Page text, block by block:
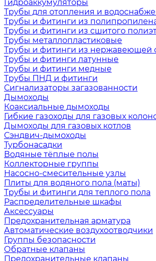
Гидроаккумуляторы
Трубы для отопления и
Трубы и фитинги из
Трубы и фитинги из сшитого
Трубы металлопластиковые
Трубы и фитинги из нержавеющей
Трубы и фитинги латунные
Трубы и фитинги медные
Трубы ПНД и фитинги
Сигнализаторы загазованности
Дымоходы
Коаксиальные дымоходы
Гибкие газоходы для газовых
Дымоходы для газовых котлов
Сэндвич-дымоходы
Турбонасадки
Водяные тёплые полы
Коллекторные группы
Насосно-смесительные узлы
Плиты для водяного пола (маты)
Трубы и фитинги для теплого пола
Распределительные шкафы
Аксессуары
Предохранительная арматура
Автоматические воздухоотводчики
Группы безопасности
Обратные клапаны
Предохранительные клапаны